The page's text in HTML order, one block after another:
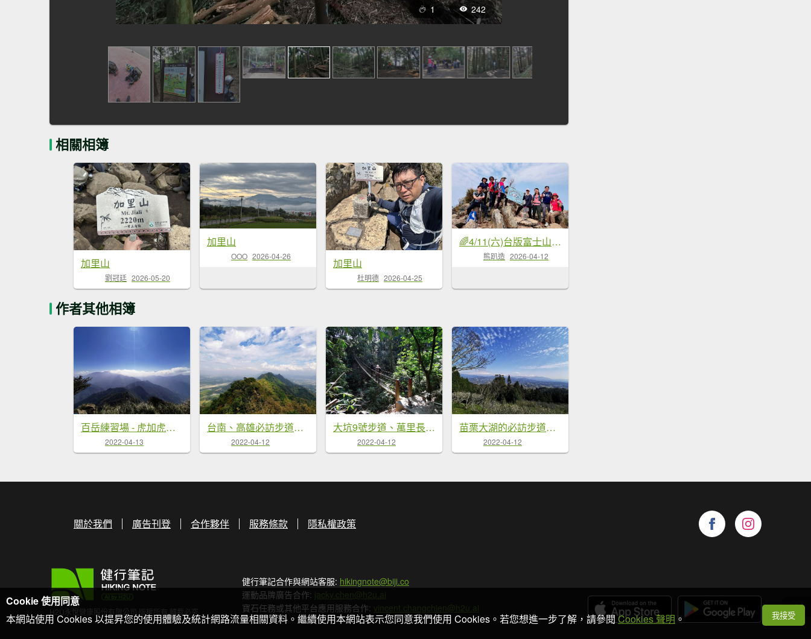
1 242
相關相簿
加里山
劉冠廷 2026-05-20
加里山
OOO 2026-04-26
加里山
杜明德 2026-04-25
🌈4/11(六)台版富士山~小百岳-加里山×尋找一葉蘭✨FB：熊熊趴爬走~歡迎加入🌈
熊趴造 2026-04-12
作者其他相簿
百岳練習場 - 虎加虎單日縱走 - 2022/3/13
2022-04-13
台南、高雄必訪步道：虎形山公園、大崗山、旗靈縱走、觀音山、半屏山、柴山 - 2022/2/13
2022-04-12
大坑9號步道、萬里長城步道、桃源里森林步道、華山天梯, 情人橋、獨立山、大凍山、漁光島步道-2/12
2022-04-12
苗栗大湖的必訪步道：出關古道、馬那邦山 - 2022/2/6
2022-04-12
關於我們 廣告刊登 合作夥伴 服務條款 隱私權政策
H2U永悅健康股份有限公司 版權所有 轉載必究
健行筆記合作與網站客服: hikingnote@biji.co
運動品牌廣告合作: jacky.chen@h2u.ai
寶石任務或其他平台應用服務合作: vincent.changchien@h2u.ai
Cookie 使用同意
本網站使用 Cookies 以提昇您的使用體驗及統計網路流量相關資料。繼續使用本網站表示您同意我們使用 Cookies。若您想進一步了解，請參閱Cookies 聲明 。 我接受